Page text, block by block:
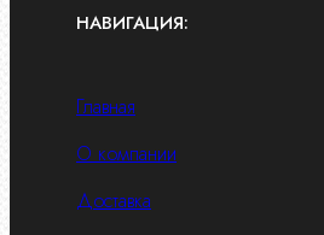
НАВИГАЦИЯ:
Главная
О компании
Доставка